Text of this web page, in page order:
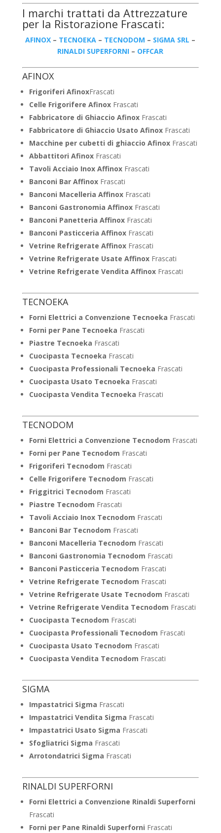
I marchi trattati da Attrezzature
per la Ristorazione Frascati:
AFINOX – TECNOEKA – TECNODOM – SIGMA SRL –
RINALDI SUPERFORNI – OFFCAR
AFINOX
Frigoriferi AfinoxFrascati
Celle Frigorifere AfinoxFrascati
Fabbricatore di Ghiaccio AfinoxFrascati
Fabbricatore di Ghiaccio Usato AfinoxFrascati
Macchine per cubetti di ghiaccio AfinoxFrascati
Abbattitori Afinox Frascati
Tavoli Acciaio Inox AffinoxFrascati
Banconi Bar AffinoxFrascati
Banconi Macelleria AffinoxFrascati
Banconi Gastronomia AffinoxFrascati
Banconi Panetteria AffinoxFrascati
Banconi Pasticceria AffinoxFrascati
Vetrine Refrigerate AffinoxFrascati
Vetrine Refrigerate Usate AffinoxFrascati
Vetrine Refrigerate Vendita AffinoxFrascati
TECNOEKA
Forni Elettrici a Convenzione Tecnoeka Frascati
Forni per Pane Tecnoeka Frascati
Piastre Tecnoeka Frascati
Cuocipasta Tecnoeka Frascati
Cuocipasta Professionali Tecnoeka Frascati
Cuocipasta Usato Tecnoeka Frascati
Cuocipasta Vendita Tecnoeka Frascati
TECNODOM
Forni Elettrici a Convenzione Tecnodom Frascati
Forni per Pane Tecnodom Frascati
Frigoriferi Tecnodom Frascati
Celle Frigorifere Tecnodom Frascati
Friggitrici Tecnodom Frascati
Piastre Tecnodom Frascati
Tavoli Acciaio Inox Tecnodom Frascati
Banconi Bar Tecnodom Frascati
Banconi Macelleria Tecnodom Frascati
Banconi Gastronomia Tecnodom Frascati
Banconi Pasticceria Tecnodom Frascati
Vetrine Refrigerate Tecnodom Frascati
Vetrine Refrigerate Usate Tecnodom Frascati
Vetrine Refrigerate Vendita Tecnodom Frascati
Cuocipasta Tecnodom Frascati
Cuocipasta Professionali Tecnodom Frascati
Cuocipasta Usato Tecnodom Frascati
Cuocipasta Vendita Tecnodom Frascati
SIGMA
Impastatrici Sigma Frascati
Impastatrici Vendita Sigma Frascati
Impastatrici Usato Sigma Frascati
Sfogliatrici Sigma Frascati
Arrotondatrici Sigma Frascati
RINALDI SUPERFORNI
Forni Elettrici a Convenzione Rinaldi Superforni
Frascati
Forni per Pane Rinaldi Superforni Frascati